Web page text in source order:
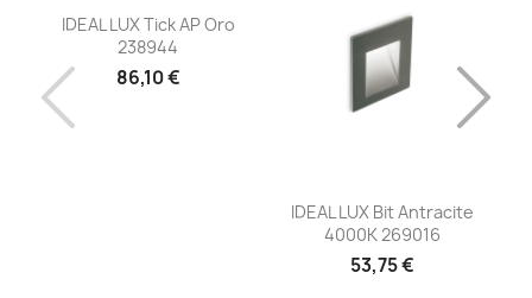
IDEAL LUX Tick AP Oro
238944
86,10 €
IDEAL LUX Bit Antracite
4000K 269016
53,75 €